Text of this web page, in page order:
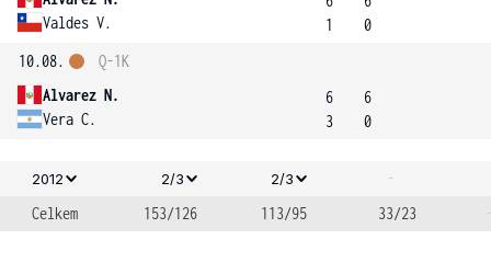
Valdes V.
1
0
10.08.
Alvarez N.
Vera C.
Q-1K
6
3
6
0
2012 2/3 2/3
-
Celkem
153/126 113/95 33/23